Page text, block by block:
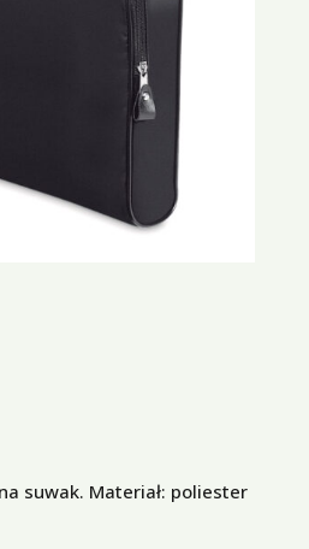
suwak. Materiał: poliester